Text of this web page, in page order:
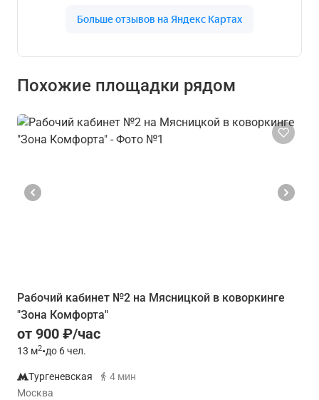
Похожие площадки рядом
Рабочий кабинет №2 на Мясницкой в коворкинге
"Зона Комфорта"
от 900 ₽/час
13 м2•до 6 чел.
Тургеневская
4 мин
Москва